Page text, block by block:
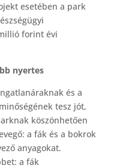
esetében a park
forint évi
nyertes
és a
tesz jót,
köszönhetően
a fák és a bokrok
anyagokat.
a fák